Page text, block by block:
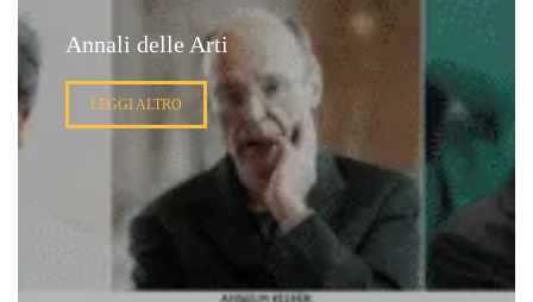
Annali delle Arti
LEGGI ALTRO